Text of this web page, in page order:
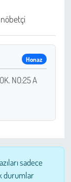
Honaz
NO:25 A
sadece
durumlar